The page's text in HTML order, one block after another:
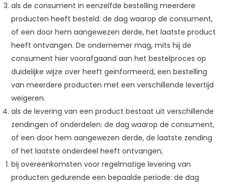
als de consument in eenzelfde bestelling meerdere
producten heeft besteld: de dag waarop de consument,
of een door hem aangewezen derde, het laatste product
heeft ontvangen. De ondernemer mag, mits hij de
consument hier voorafgaand aan het bestelproces op
duidelijke wijze over heeft geïnformeerd, een bestelling
van meerdere producten met een verschillende levertijd
weigeren.
als de levering van een product bestaat uit verschillende
zendingen of onderdelen: de dag waarop de consument,
of een door hem aangewezen derde, de laatste zending
of het laatste onderdeel heeft ontvangen;
bij overeenkomsten voor regelmatige levering van
producten gedurende een bepaalde periode: de dag